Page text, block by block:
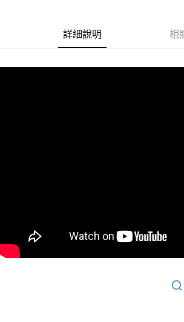
ATM付款
付款後7-11取貨
每筆NT$60
詳細說明 相